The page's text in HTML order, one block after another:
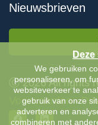
Nieuwsbrieven
Ⓒ 2026 All rights
Voorwaarden-
We gebruiken
personaliseren, om
websiteverkeer te
gebruik van onze
adverteren en
combineren met